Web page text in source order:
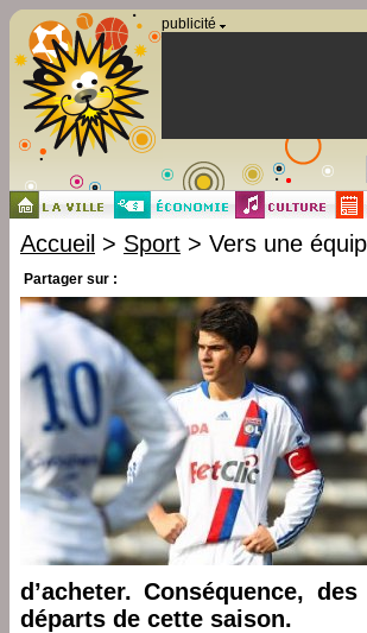
publicité
Accueil > Sport > Vers une
Partager sur :
d’acheter. Conséquence,
départs de cette saison.
Panneau de gestion des cookies